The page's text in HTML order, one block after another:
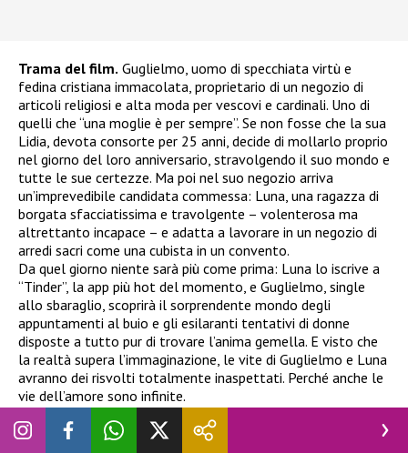
Trama del film. Guglielmo, uomo di specchiata virtù e
fedina cristiana immacolata, proprietario di un negozio di
articoli religiosi e alta moda per vescovi e cardinali. Uno di
quelli che “una moglie è per sempre”. Se non fosse che la sua
Lidia, devota consorte per 25 anni, decide di mollarlo proprio
nel giorno del loro anniversario, stravolgendo il suo mondo e
tutte le sue certezze. Ma poi nel suo negozio arriva
un’imprevedibile candidata commessa: Luna, una ragazza di
borgata sfacciatissima e travolgente – volenterosa ma
altrettanto incapace – e adatta a lavorare in un negozio di
arredi sacri come una cubista in un convento.
Da quel giorno niente sarà più come prima: Luna lo iscrive a
“Tinder”, la app più hot del momento, e Guglielmo, single
allo sbaraglio, scoprirà il sorprendente mondo degli
appuntamenti al buio e gli esilaranti tentativi di donne
disposte a tutto pur di trovare l’anima gemella. E visto che
la realtà supera l’immaginazione, le vite di Guglielmo e Luna
avranno dei risvolti totalmente inaspettati. Perché anche le
vie dell’amore sono infinite.
Guarda il trailer di Benedetta follia